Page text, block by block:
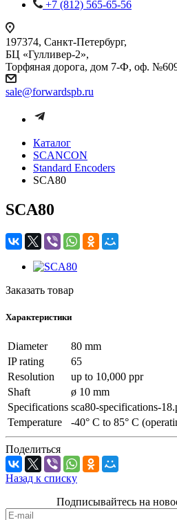
+7 (812) 565-65-56
197374, Санкт-Петербург,
БЦ «Гулливер-2»,
Торфяная дорога, дом 7-Ф, оф.
sale@forwardspb.ru
Каталог
SCANCON
Standard Encoders
SCA80
SCA80
Заказать товар
Характеристики
Diameter
80 mm
IP rating
65
Resolution
up to 10,000 ppr
Shaft
ø 10 mm
Specifications sca80-specifications-
Temperature
-40° C to 85° C
Поделиться
Назад к списку
Подписывайтесь на